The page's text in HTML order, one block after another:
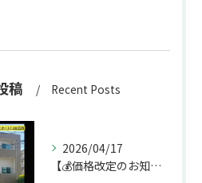
稿 Recent Posts
2026/04/17
【💰価格改定のお知らせ】